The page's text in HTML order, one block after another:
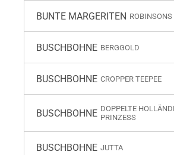
BUNTE MARGERITEN ROBINSONS
BUSCHBOHNE BERGGOLD
BUSCHBOHNE CROPPER TEEPEE
BUSCHBOHNE DOPPELTE
PRINZESS
BUSCHBOHNE JUTTA